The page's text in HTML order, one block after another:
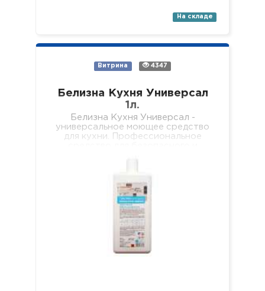
На складе
Витрина 4347
Белизна Кухня Универсал
1л.
Белизна Кухня Универсал -
универсальное моющее средство
для кухни. Профессиональное
…